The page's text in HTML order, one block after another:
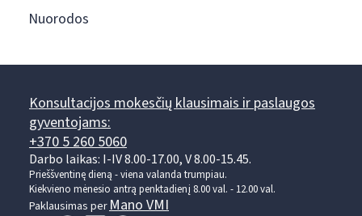
Nuorodos
Konsultacijos mokesčių klausimais ir paslaugos
gyventojams:
+370 5 260 5060
Darbo laikas: I-IV 8.00-17.00, V 8.00-15.45.
Prieššventinę dieną - viena valanda trumpiau.
Kiekvieno mėnesio antrą penktadienį 8.00 val. - 12.00 val.
Paklausimas perMano VMI